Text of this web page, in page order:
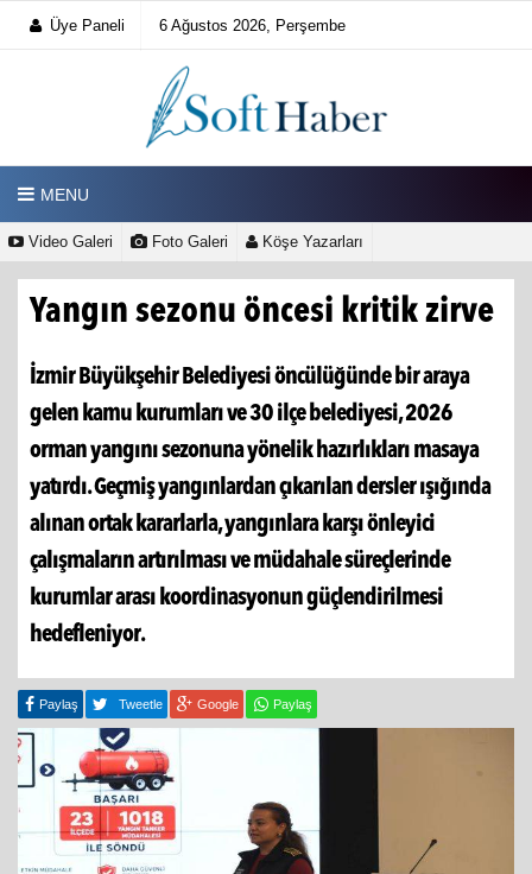
Üye Paneli 6 Ağustos 2026, Perşembe
MENU
Video Galeri Foto Galeri Köşe Yazarları
Yangın sezonu öncesi kritik zirve
İzmir Büyükşehir Belediyesi öncülüğünde bir araya
gelen kamu kurumları ve 30 ilçe belediyesi, 2026
orman yangını sezonuna yönelik hazırlıkları masaya
yatırdı. Geçmiş yangınlardan çıkarılan dersler ışığında
alınan ortak kararlarla, yangınlara karşı önleyici
çalışmaların artırılması ve müdahale süreçlerinde
kurumlar arası koordinasyonun güçlendirilmesi
hedefleniyor.
Paylaş Tweetle Google Paylaş